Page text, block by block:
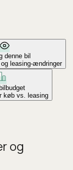
denne bil
leasing-ændringer
køb vs. leasing
og